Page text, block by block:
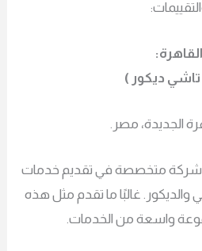
الجديدة، مصر.
شركة متخصصة في تقديم خدمات
والديكور. غالبًا ما تقدم مثل هذه
واسعة من الخدمات.